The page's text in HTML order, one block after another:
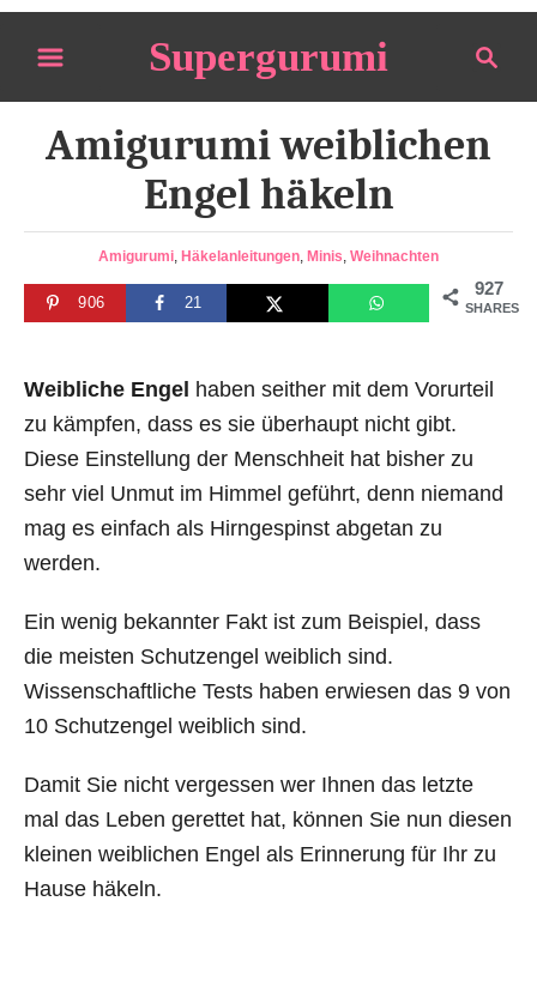
i
a
r
Supergurumi
Amigurumi weiblichen
Engel häkeln
C
a
t
o
i
e
s
Amigurumi, Häkelanleitungen, Minis, Weihnachten
927
SHARES
906 21
Weibliche Engel haben seither mit dem Vorurteil
zu kämpfen, dass es sie überhaupt nicht gibt.
Diese Einstellung der Menschheit hat bisher zu
sehr viel Unmut im Himmel geführt, denn niemand
mag es einfach als Hirngespinst abgetan zu
werden.
Ein wenig bekannter Fakt ist zum Beispiel, dass
die meisten Schutzengel weiblich sind.
Wissenschaftliche Tests haben erwiesen das 9 von
10 Schutzengel weiblich sind.
Damit Sie nicht vergessen wer Ihnen das letzte
mal das Leben gerettet hat, können Sie nun diesen
kleinen weiblichen Engel als Erinnerung für Ihr zu
Hause häkeln.